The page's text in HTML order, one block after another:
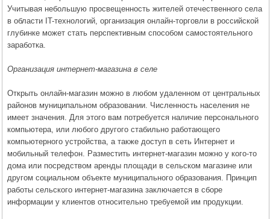
Учитывая небольшую просвещенность жителей отечественного села
в области IT-технологий, организация онлайн-торговли в российской
глубинке может стать перспективным способом самостоятельного
заработка.
Организация интернет-магазина в селе
Открыть онлайн-магазин можно в любом удаленном от центральных
районов муниципальном образовании. Численность населения не
имеет значения. Для этого вам потребуется наличие персонального
компьютера, или любого другого стабильно работающего
компьютерного устройства, а также доступ в сеть Интернет и
мобильный телефон. Разместить интернет-магазин можно у кого-то
дома или посредством аренды площади в сельском магазине или
другом социальном объекте муниципального образования. Принцип
работы сельского интернет-магазина заключается в сборе
информации у клиентов относительно требуемой им продукции.